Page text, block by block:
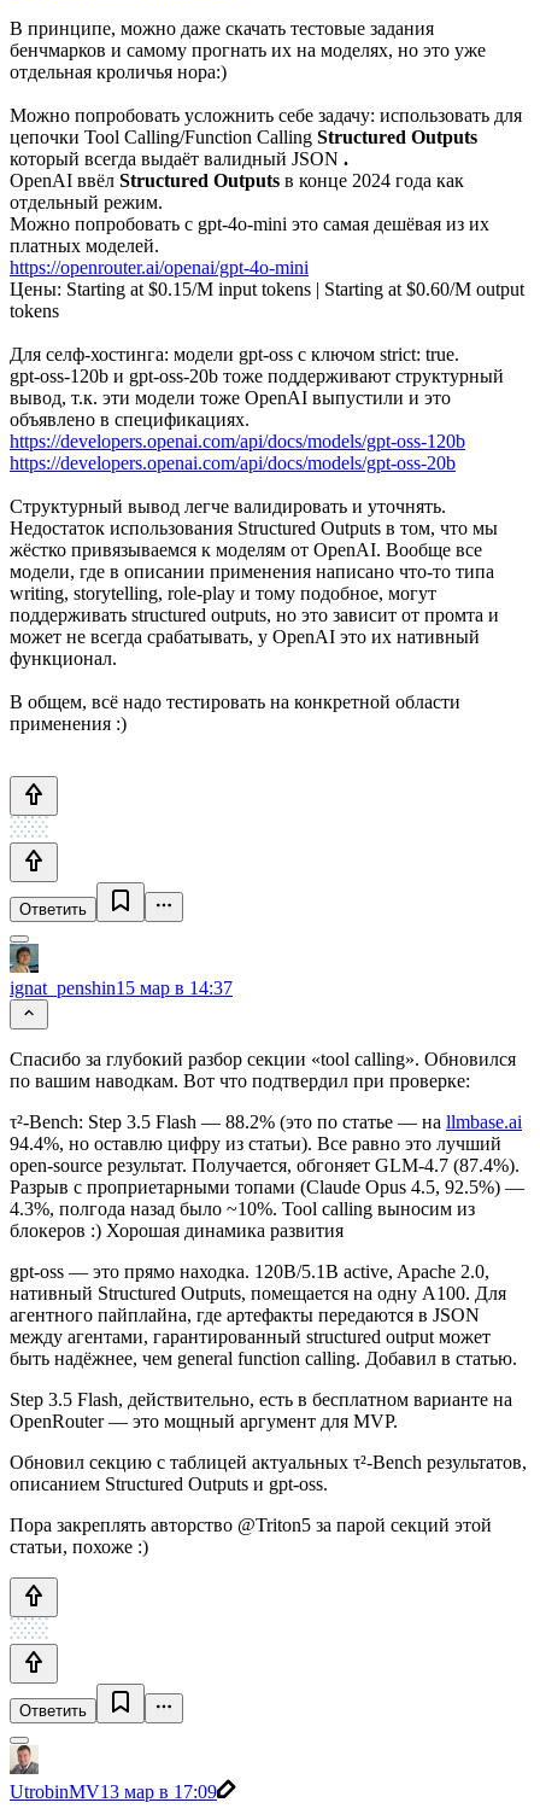
В принципе, можно даже скачать тестовые задания
бенчмарков и самому прогнать их на моделях, но это уже
отдельная кроличья нора:)
Можно попробовать усложнить себе задачу: использовать для
цепочки Tool Calling/Function Calling Structured Outputs
который всегда выдаёт валидный JSON .
OpenAI ввёл Structured Outputs в конце 2024 года как
отдельный режим.
Можно попробовать с gpt-4o-mini это самая дешёвая из их
платных моделей.
https://openrouter.ai/openai/gpt-4o-mini
Цены: Starting at $0.15/M input tokens | Starting at $0.60/M output
tokens
Для селф-хостинга: модели gpt-oss с ключом strict: true.
gpt-oss-120b и gpt-oss-20b тоже поддерживают структурный
вывод, т.к. эти модели тоже OpenAI выпустили и это
объявлено в спецификациях.
https://developers.openai.com/api/docs/models/gpt-oss-120b
https://developers.openai.com/api/docs/models/gpt-oss-20b
Структурный вывод легче валидировать и уточнять.
Недостаток использования Structured Outputs в том, что мы
жёстко привязываемся к моделям от OpenAI. Вообще все
модели, где в описании применения написано что-то типа
writing, storytelling, role-play и тому подобное, могут
поддерживать structured outputs, но это зависит от промта и
может не всегда срабатывать, у OpenAI это их нативный
функционал.
В общем, всё надо тестировать на конкретной области
применения :)
Ответить
ignat_penshin15 мар в 14:37
Спасибо за глубокий разбор секции «tool calling». Обновился
по вашим наводкам. Вот что подтвердил при проверке:
τ²-Bench: Step 3.5 Flash — 88.2% (это по статье — на llmbase.ai
94.4%, но оставлю цифру из статьи). Все равно это лучший
open-source результат. Получается, обгоняет GLM-4.7 (87.4%).
Разрыв с проприетарными топами (Claude Opus 4.5, 92.5%) —
4.3%, полгода назад было ~10%. Tool calling выносим из
блокеров :) Хорошая динамика развития
gpt-oss — это прямо находка. 120B/5.1B active, Apache 2.0,
нативный Structured Outputs, помещается на одну A100. Для
агентного пайплайна, где артефакты передаются в JSON
между агентами, гарантированный structured output может
быть надёжнее, чем general function calling. Добавил в статью.
Step 3.5 Flash, действительно, есть в бесплатном варианте на
OpenRouter — это мощный аргумент для MVP.
Обновил секцию с таблицей актуальных τ²-Bench результатов,
описанием Structured Outputs и gpt-oss.
Пора закреплять авторство @Triton5 за парой секций этой
статьи, похоже :)
Ответить
UtrobinMV13 мар в 17:09